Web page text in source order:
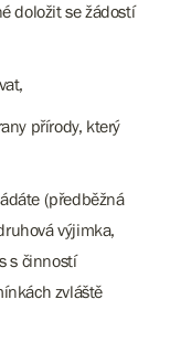
doložit se žádostí
přírody, který
(předběžná
výjimka,
s činností
zvláště